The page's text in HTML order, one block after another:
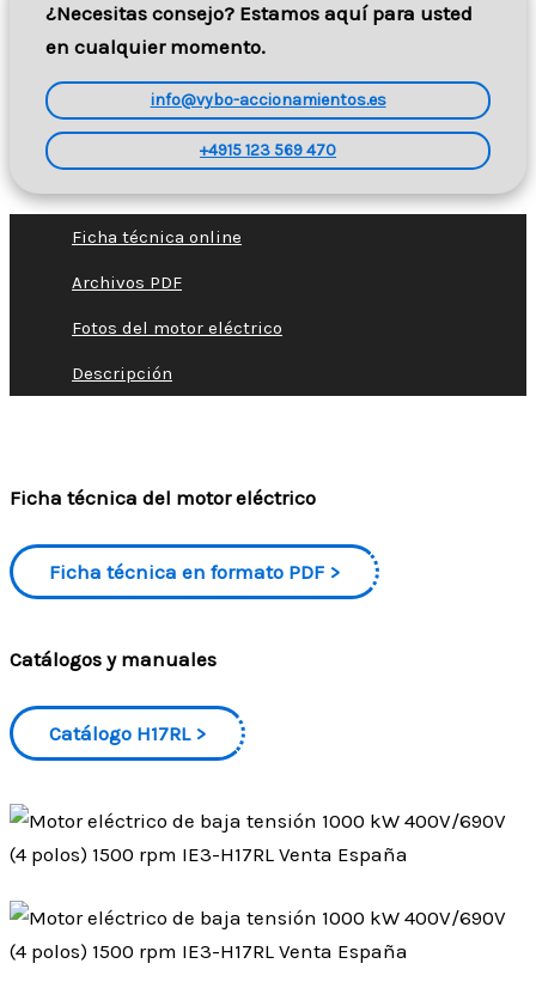
¿Necesitas consejo? Estamos aquí para usted
en cualquier momento.
info@vybo-accionamientos.es
+4915 123 569 470
Ficha técnica online
Archivos PDF
Fotos del motor eléctrico
Descripción
Ficha técnica del motor eléctrico
Ficha técnica en formato PDF
Catálogos y manuales
Catálogo H17RL